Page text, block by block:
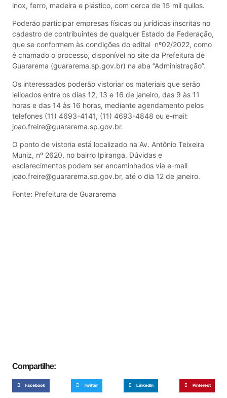
inox, ferro, madeira e plástico, com cerca de 15 mil quilos.
Poderão participar empresas físicas ou jurídicas inscritas no
cadastro de contribuintes de qualquer Estado da Federação,
que se conformem às condições do edital nº02/2022, como
é chamado o processo, disponível no site da Prefeitura de
Guararema (guararema.sp.gov.br) na aba “Administração”.
Os interessados poderão vistoriar os materiais que serão
leiloados entre os dias 12, 13 e 16 de janeiro, das 9 às 11
horas e das 14 às 16 horas, mediante agendamento pelos
telefones (11) 4693-4141, (11) 4693-4848 ou e-mail:
joao.freire@guararema.sp.gov.br.
O ponto de vistoria está localizado na Av. Antônio Teixeira
Muniz, nº 2620, no bairro Ipiranga. Dúvidas e
esclarecimentos podem ser encaminhados via e-mail
joao.freire@guararema.sp.gov.br, até o dia 12 de janeiro.
Fonte: Prefeitura de Guararema
Compartilhe:
Facebook Twitter LinkedIn Pinterest